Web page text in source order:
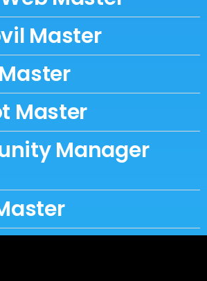
Master
Master
Manager